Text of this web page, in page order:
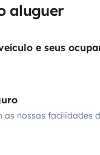
aluguer
e seus
as nossas facilidades